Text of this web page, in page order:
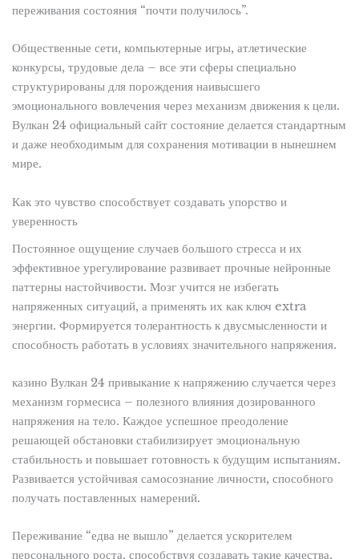
переживания состояния “почти получилось”.
Общественные сети, компьютерные игры, атлетические
конкурсы, трудовые дела – все эти сферы специально
структурированы для порождения наивысшего
эмоционального вовлечения через механизм движения к цели.
Вулкан 24 официальный сайт состояние делается стандартным
и даже необходимым для сохранения мотивации в нынешнем
мире.
Как это чувство способствует создавать упорство и
уверенность
Постоянное ощущение случаев большого стресса и их
эффективное урегулирование развивает прочные нейронные
паттерны настойчивости. Мозг учится не избегать
напряженных ситуаций, а применять их как ключ extra
энергии. Формируется толерантность к двусмысленности и
способность работать в условиях значительного напряжения.
казино Вулкан 24 привыкание к напряжению случается через
механизм гормесиса – полезного влияния дозированного
напряжения на тело. Каждое успешное преодоление
решающей обстановки стабилизирует эмоциональную
стабильность и повышает готовность к будущим испытаниям.
Развивается устойчивая самосознание личности, способного
получать поставленных намерений.
Переживание “едва не вышло” делается ускорителем
персонального роста, способствуя создавать такие качества,